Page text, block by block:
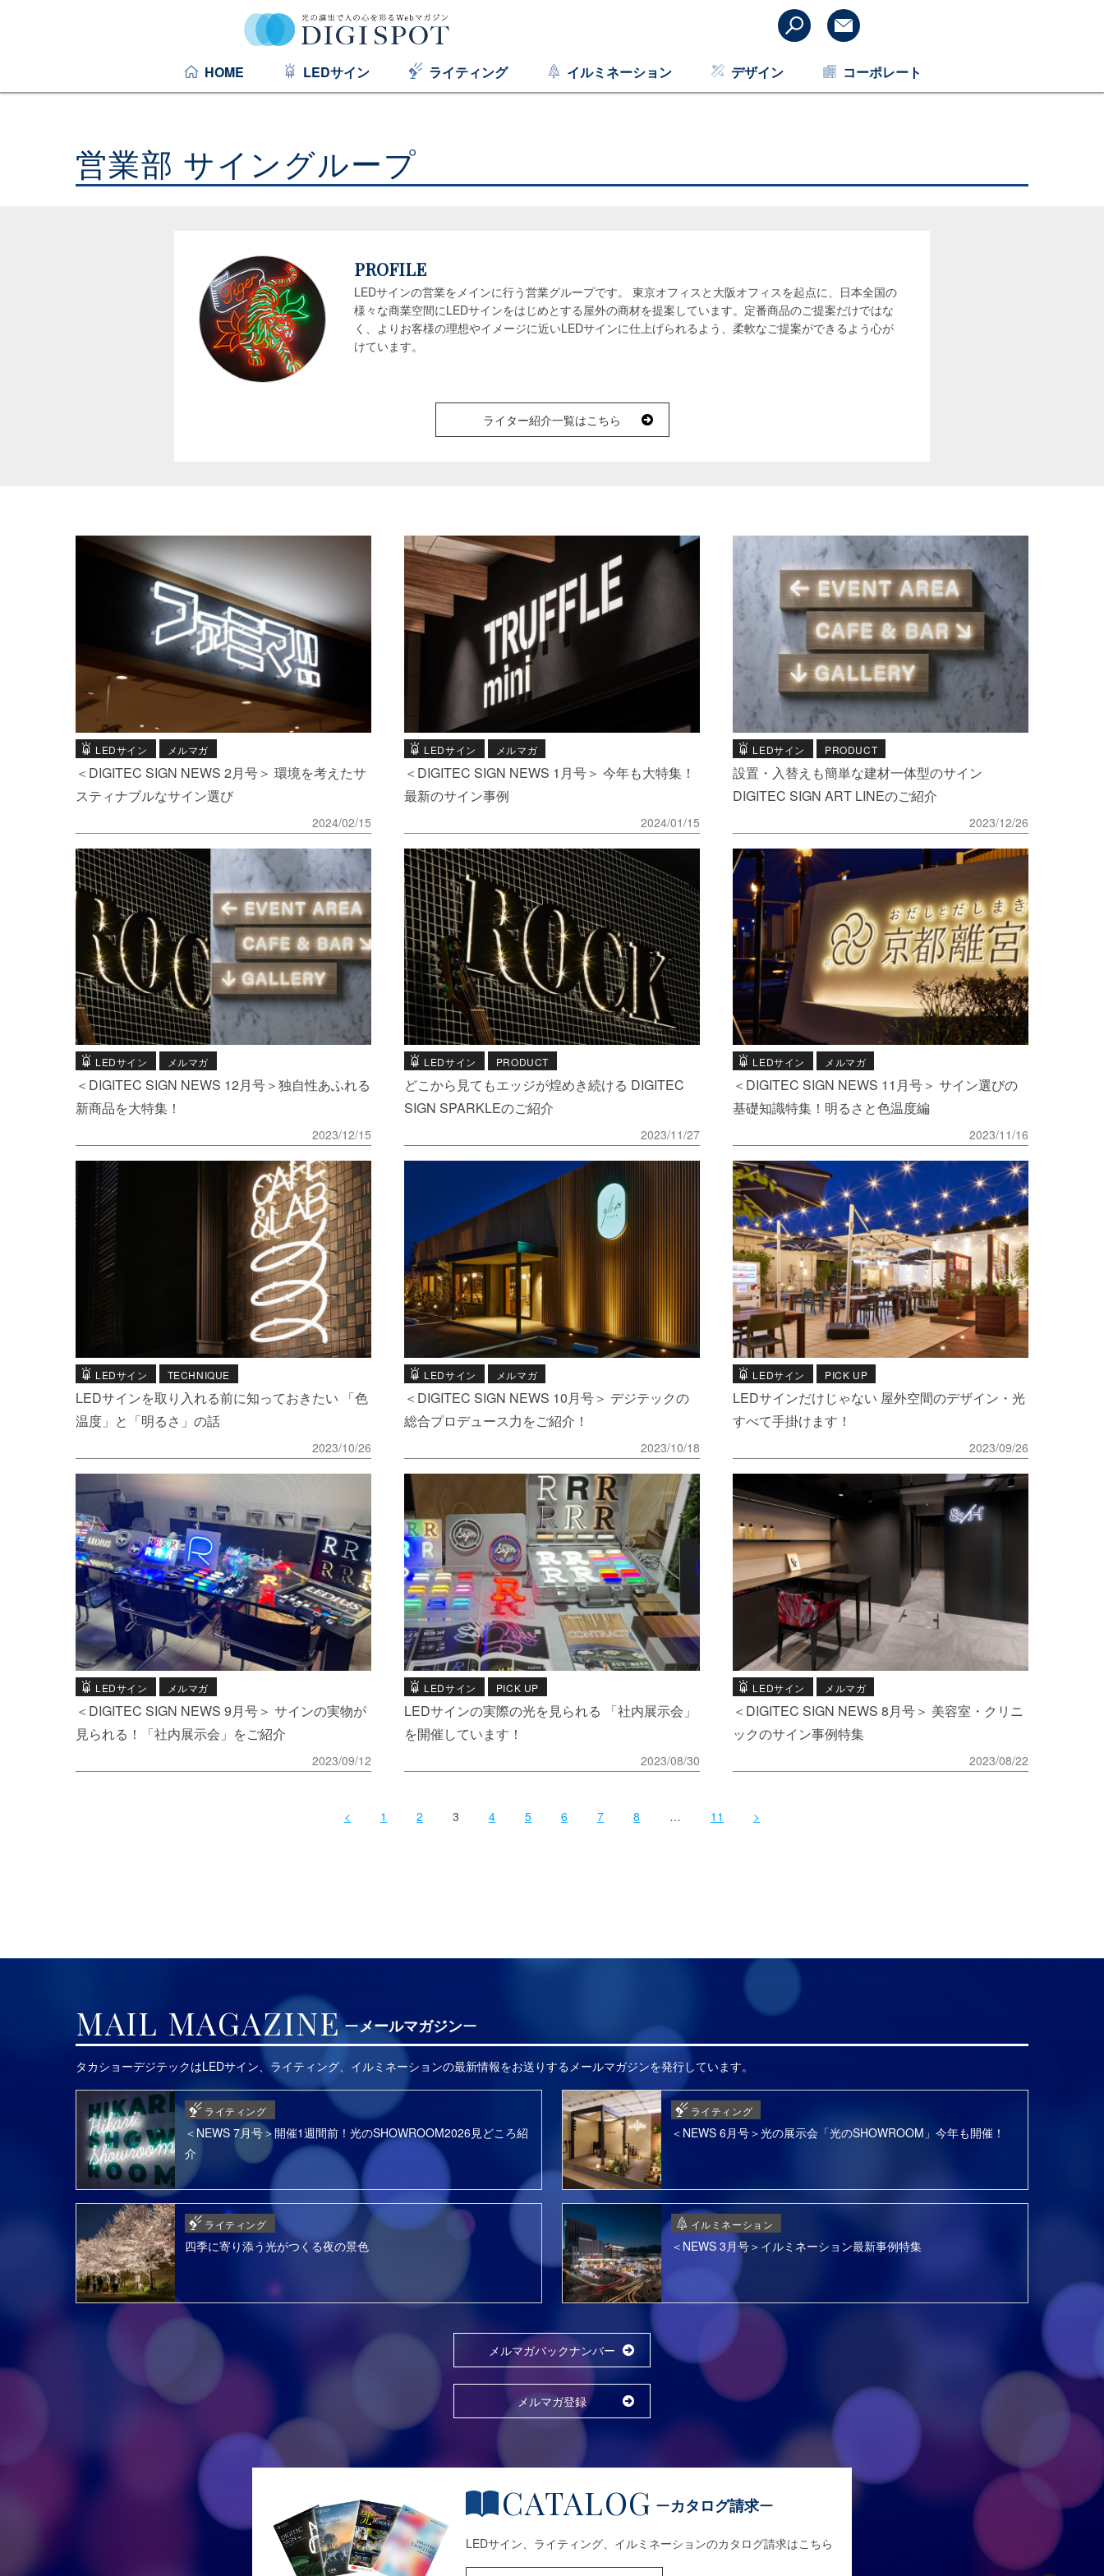
HOME LEDサイン ライティング イルミネーション デザイン コーポレート
営業部 サイングループ
PROFILE
LEDサインの営業をメインに行う営業グループです。 東京オフィスと大阪オフィスを起点に、日本全国の
様々な商業空間にLEDサインをはじめとする屋外の商材を提案しています。定番商品のご提案だけではな
く、よりお客様の理想やイメージに近いLEDサインに仕上げられるよう、柔軟なご提案ができるよう心が
けています。
ライター紹介一覧はこちら
LEDサイン メルマガ
＜DIGITEC SIGN NEWS 2月号＞ 環境を考えたサ
スティナブルなサイン選び
2024/02/15
LEDサイン メルマガ
＜DIGITEC SIGN NEWS 1月号＞ 今年も大特集！
最新のサイン事例
2024/01/15
LEDサイン PRODUCT
設置・入替えも簡単な建材一体型のサイン
DIGITEC SIGN ART LINEのご紹介
2023/12/26
LEDサイン メルマガ
＜DIGITEC SIGN NEWS 12月号＞独自性あふれる
新商品を大特集！
2023/12/15
LEDサイン PRODUCT
どこから見てもエッジが煌めき続ける DIGITEC
SIGN SPARKLEのご紹介
2023/11/27
LEDサイン メルマガ
＜DIGITEC SIGN NEWS 11月号＞ サイン選びの
基礎知識特集！明るさと色温度編
2023/11/16
LEDサイン TECHNIQUE
LEDサインを取り入れる前に知っておきたい 「色
温度」と「明るさ」の話
2023/10/26
LEDサイン メルマガ
＜DIGITEC SIGN NEWS 10月号＞ デジテックの
総合プロデュース力をご紹介！
2023/10/18
LEDサイン PICK UP
LEDサインだけじゃない 屋外空間のデザイン・光
すべて手掛けます！
2023/09/26
LEDサイン メルマガ
＜DIGITEC SIGN NEWS 9月号＞ サインの実物が
見られる！「社内展示会」をご紹介
2023/09/12
LEDサイン PICK UP
LEDサインの実際の光を見られる 「社内展示会」
を開催しています！
2023/08/30
LEDサイン メルマガ
＜DIGITEC SIGN NEWS 8月号＞ 美容室・クリニ
ックのサイン事例特集
2023/08/22
< 1 2 3 4 5 6 7 8 … 11 >
MAIL MAGAZINE メールマガジン
タカショーデジテックはLEDサイン、ライティング、イルミネーションの最新情報をお送りするメールマガジンを発行しています。
ライティング
＜NEWS 7月号＞開催1週間前！光のSHOWROOM2026見どころ紹
介
ライティング
＜NEWS 6月号＞光の展示会「光のSHOWROOM」今年も開催！
ライティング
四季に寄り添う光がつくる夜の景色
イルミネーション
＜NEWS 3月号＞イルミネーション最新事例特集
メルマガバックナンバー
メルマガ登録
CATALOG カタログ請求
LEDサイン、ライティング、イルミネーションのカタログ請求はこちら